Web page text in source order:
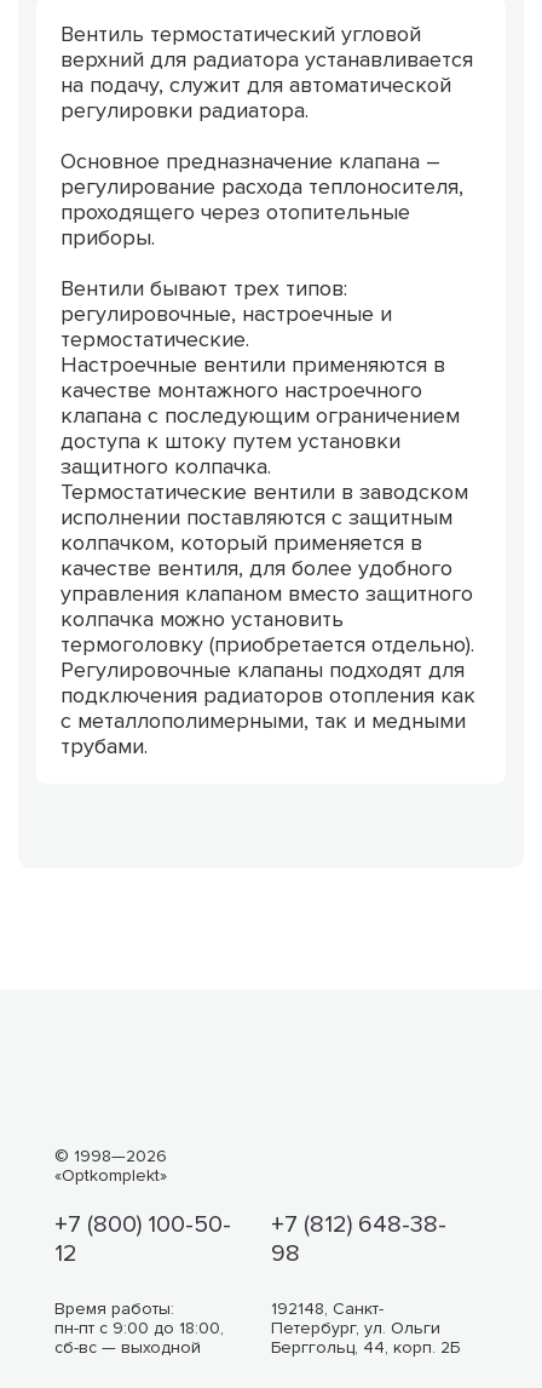
Вентиль термостатический угловой
верхний для радиатора устанавливается
на подачу, служит для автоматической
регулировки радиатора.
Основное предназначение клапана –
регулирование расхода теплоносителя,
проходящего через отопительные
приборы.
Вентили бывают трех типов:
регулировочные, настроечные и
термостатические.
Настроечные вентили применяются в
качестве монтажного настроечного
клапана с последующим ограничением
доступа к штоку путем установки
защитного колпачка.
Термостатические вентили в заводском
исполнении поставляются с защитным
колпачком, который применяется в
качестве вентиля, для более удобного
управления клапаном вместо защитного
колпачка можно установить
термоголовку (приобретается отдельно).
Регулировочные клапаны подходят для
подключения радиаторов отопления как
с металлополимерными, так и медными
трубами.
© 1998—2026
«Optkomplekt»
+7 (800) 100-50-
12
+7 (812) 648-38-
98
Время работы:
пн-пт с 9:00 до 18:00,
сб-вс — выходной
192148, Санкт-
Петербург, ул. Ольги
Берггольц, 44, корп. 2Б